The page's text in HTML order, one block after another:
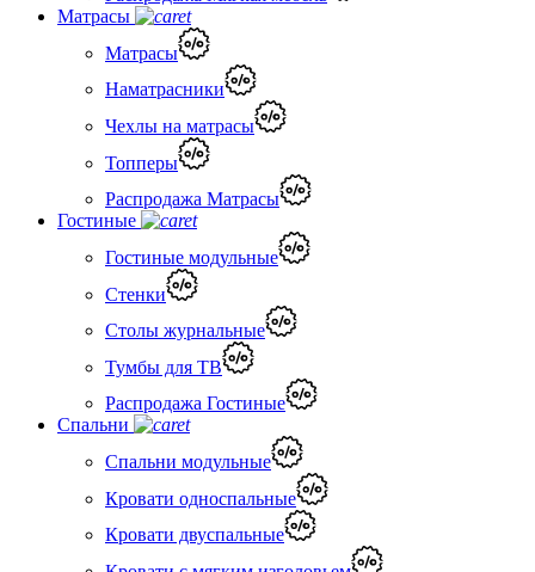
Матрасы
Матрасы
Наматрасники
Чехлы на матрасы
Топперы
Распродажа Матрасы
Гостиные
Гостиные модульные
Стенки
Столы журнальные
Тумбы для ТВ
Распродажа Гостиные
Спальни
Спальни модульные
Кровати односпальные
Кровати двуспальные